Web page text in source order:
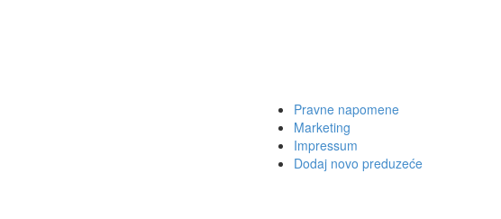
Pravne napomene
Marketing
Impressum
Dodaj novo preduzeće